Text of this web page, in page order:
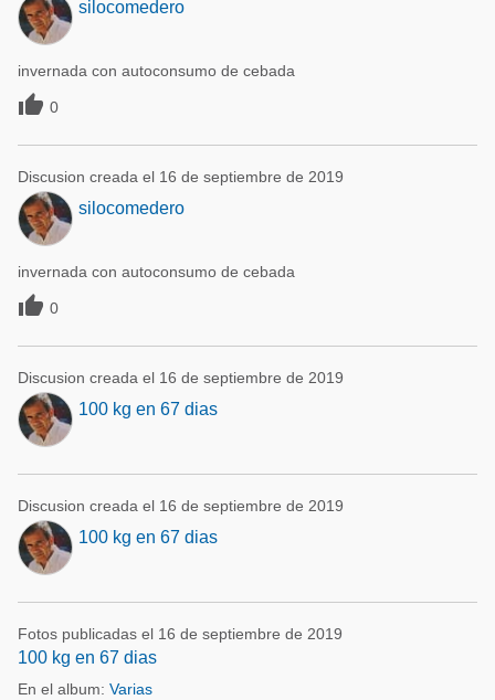
silocomedero
invernada con autoconsumo de cebada
 0
Discusion creada el 16 de septiembre de 2019
silocomedero
invernada con autoconsumo de cebada
 0
Discusion creada el 16 de septiembre de 2019
100 kg en 67 dias
Discusion creada el 16 de septiembre de 2019
100 kg en 67 dias
Fotos publicadas el 16 de septiembre de 2019
100 kg en 67 dias
En el album: Varias